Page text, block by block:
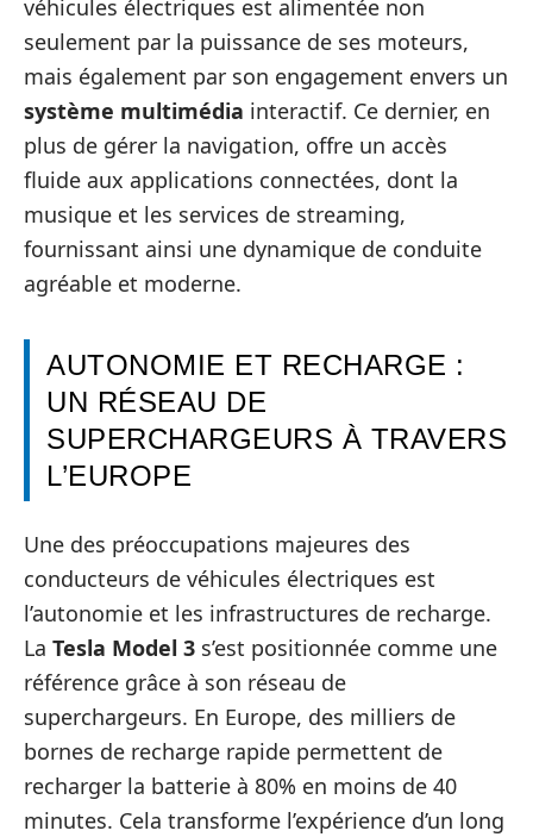
véhicules électriques est alimentée non
seulement par la puissance de ses moteurs,
mais également par son engagement envers un
système multimédia interactif. Ce dernier, en
plus de gérer la navigation, offre un accès
fluide aux applications connectées, dont la
musique et les services de streaming,
fournissant ainsi une dynamique de conduite
agréable et moderne.
AUTONOMIE ET RECHARGE :
UN RÉSEAU DE
SUPERCHARGEURS À TRAVERS
L’EUROPE
Une des préoccupations majeures des
conducteurs de véhicules électriques est
l’autonomie et les infrastructures de recharge.
La Tesla Model 3 s’est positionnée comme une
référence grâce à son réseau de
superchargeurs. En Europe, des milliers de
bornes de recharge rapide permettent de
recharger la batterie à 80% en moins de 40
minutes. Cela transforme l’expérience d’un long